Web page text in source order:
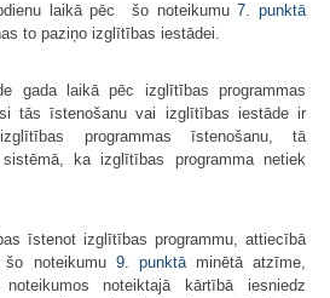
laikā pēc šo noteikumu7. punktā
to paziņo izglītības iestādei.
gada laikā pēc izglītības programmas
tās īstenošanu vai izglītības iestāde ir
programmas īstenošanu, tā
ka izglītības programma netiek
īstenot izglītības programmu, attiecībā
noteikumu 9. punktāminētā atzīme,
noteiktajā kārtībā iesniedz